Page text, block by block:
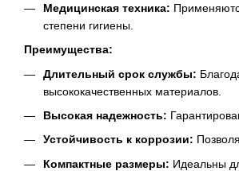
Медицинская техника:
степени гигиены.
Преимущества:
Длительный срок службы:
высококачественных материалов.
Высокая надежность:
Устойчивость к коррозии:
Компактные размеры: Идеальны